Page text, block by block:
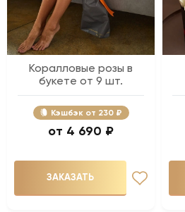
Коралловые розы в
букете от 9 шт.
Кэшбэк 230 ₽
4 690 ₽
ЗАКАЗАТЬ